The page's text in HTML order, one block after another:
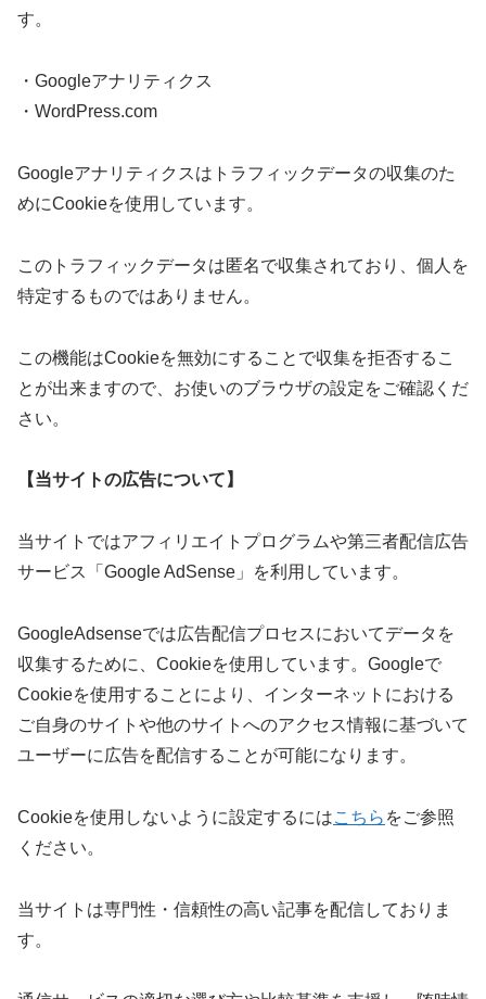
す。
・Googleアナリティクス
・WordPress.com
Googleアナリティクスはトラフィックデータの収集のた
めにCookieを使用しています。
このトラフィックデータは匿名で収集されており、個人を
特定するものではありません。
この機能はCookieを無効にすることで収集を拒否するこ
とが出来ますので、お使いのブラウザの設定をご確認くだ
さい。
【当サイトの広告について】
当サイトではアフィリエイトプログラムや第三者配信広告
サービス「Google AdSense」を利用しています。
GoogleAdsenseでは広告配信プロセスにおいてデータを
収集するために、Cookieを使用しています。Googleで
Cookieを使用することにより、インターネットにおける
ご自身のサイトや他のサイトへのアクセス情報に基づいて
ユーザーに広告を配信することが可能になります。
Cookieを使用しないように設定するにはこちら をご参照
ください。
当サイトは専門性・信頼性の高い記事を配信しておりま
す。